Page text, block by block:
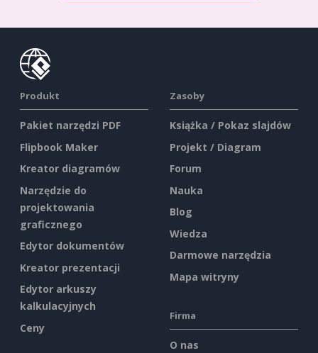
Produkt
Pakiet narzędzi PDF
Flipbook Maker
Kreator diagramów
Narzędzie do
projektowania
graficznego
Edytor dokumentów
Kreator prezentacji
Edytor arkuszy
kalkulacyjnych
Ceny
Zasoby
Książka / Pokaz slajdów
Projekt / Diagram
Forum
Nauka
Blog
Wiedza
Darmowe narzędzia
Mapa witryny
Firma
O nas